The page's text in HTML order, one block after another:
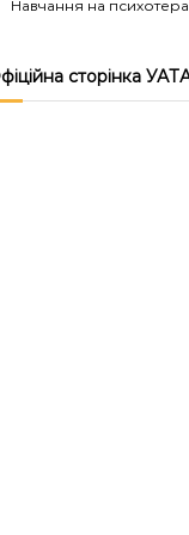
Навчання на
сторінка